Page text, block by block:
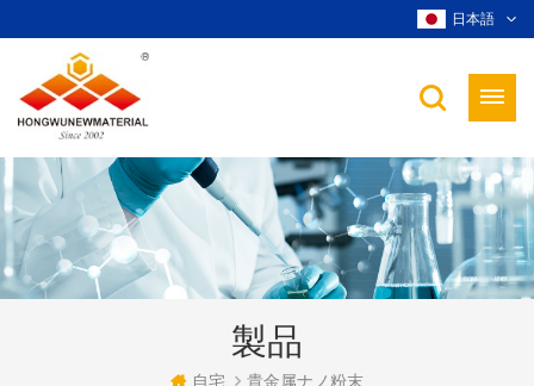
日本語
製品
自宅 貴金属ナノ粉末